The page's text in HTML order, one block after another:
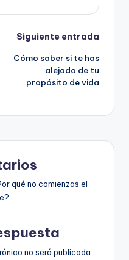
Siguiente entrada
Cómo saber si te has
alejado de tu
propósito de vida
qué no comienzas el
no será publicada.